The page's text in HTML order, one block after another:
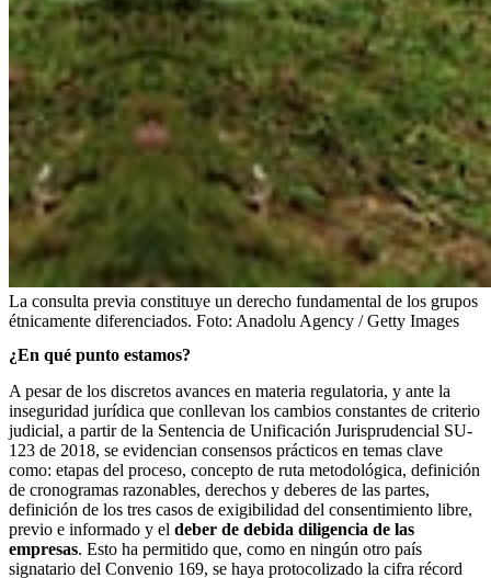
La consulta previa constituye un derecho fundamental de los grupos
étnicamente diferenciados. Foto: Anadolu Agency / Getty Images
¿En qué punto estamos?
A pesar de los discretos avances en materia regulatoria, y ante la
inseguridad jurídica que conllevan los cambios constantes de criterio
judicial, a partir de la Sentencia de Unificación Jurisprudencial SU-
123 de 2018, se evidencian consensos prácticos en temas clave
como: etapas del proceso, concepto de ruta metodológica, definición
de cronogramas razonables, derechos y deberes de las partes,
definición de los tres casos de exigibilidad del consentimiento libre,
previo e informado y el deber de debida diligencia de las
empresas. Esto ha permitido que, como en ningún otro país
signatario del Convenio 169, se haya protocolizado la cifra récord